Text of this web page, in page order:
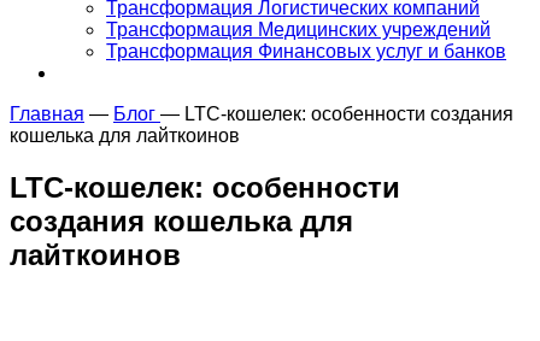
Трансформация Логистических компаний
Трансформация Медицинских учреждений
Трансформация Финансовых услуг и банков
Главная — Блог — LTC-кошелек: особенности создания
кошелька для лайткоинов
LTC-кошелек: особенности
создания кошелька для
лайткоинов